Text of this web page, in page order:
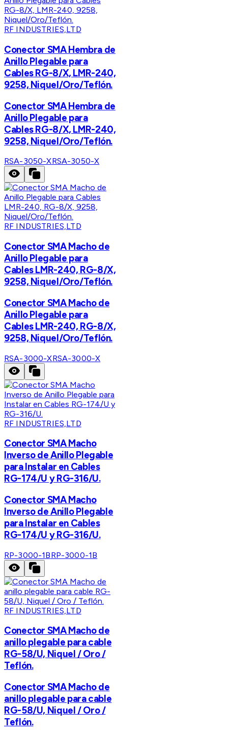
RF INDUSTRIES,LTD
Conector SMA Hembra de
Anillo Plegable para
Cables RG-8/X, LMR-240,
9258, Niquel/Oro/Teflón.
Conector SMA Hembra de
Anillo Plegable para
Cables RG-8/X, LMR-240,
9258, Niquel/Oro/Teflón.
RSA-3050-XRSA-3050-X
RF INDUSTRIES,LTD
Conector SMA Macho de
Anillo Plegable para
Cables LMR-240, RG-8/X,
9258, Niquel/Oro/Teflón.
Conector SMA Macho de
Anillo Plegable para
Cables LMR-240, RG-8/X,
9258, Niquel/Oro/Teflón.
RSA-3000-XRSA-3000-X
RF INDUSTRIES,LTD
Conector SMA Macho
Inverso de Anillo Plegable
para Instalar en Cables
RG-174/U y RG-316/U.
Conector SMA Macho
Inverso de Anillo Plegable
para Instalar en Cables
RG-174/U y RG-316/U.
RP-3000-1BRP-3000-1B
RF INDUSTRIES,LTD
Conector SMA Macho de
anillo plegable para cable
RG-58/U, Niquel / Oro /
Teflón.
Conector SMA Macho de
anillo plegable para cable
RG-58/U, Niquel / Oro /
Teflón.